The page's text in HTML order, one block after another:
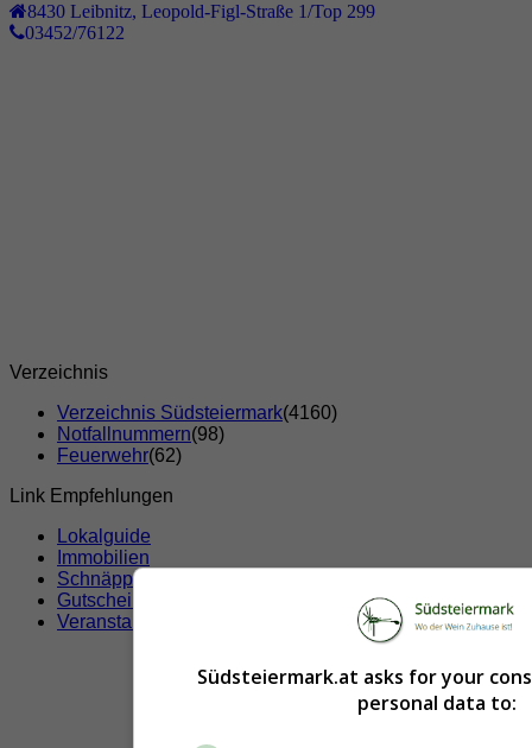
8430 Leibnitz Leopold-Figl-Straße 1/Top 299
03452/76122
Verzeichnis
Verzeichnis Südsteiermark(4160)
Notfallnummern(98)
Feuerwehr(62)
Link Empfehlungen
Lokalguide
Immobilien
Schnäppchen
Gutscheine & Rabatte
Veranstaltungen
Südsteiermark.at asks for your
personal data to: